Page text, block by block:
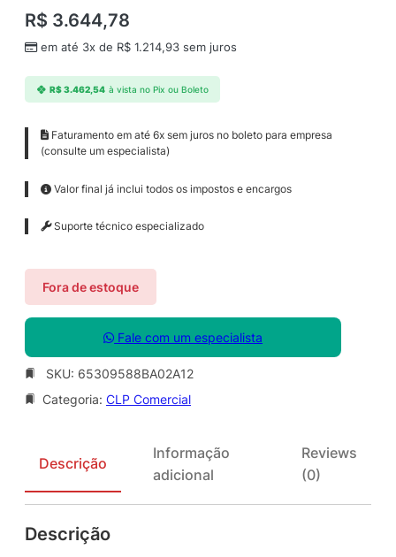
R$ 3.644,78
em até 3x de R$ 1.214,93 sem juros
R$3.462,54 à vista no Pix ou Boleto
Faturamento em até 6x sem juros no boleto para empresa
(consulte um especialista)
Valor final já inclui todos os impostos e encargos
Suporte técnico especializado
Fora de estoque
Fale com um especialista
SKU: 65309588BA02A12
Categoria: CLP Comercial
Descrição
Informação
adicional
Reviews
(0)
Descrição